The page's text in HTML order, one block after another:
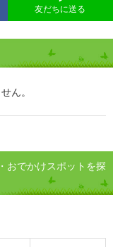
友だちに送る
ん。
おでかけスポットを探